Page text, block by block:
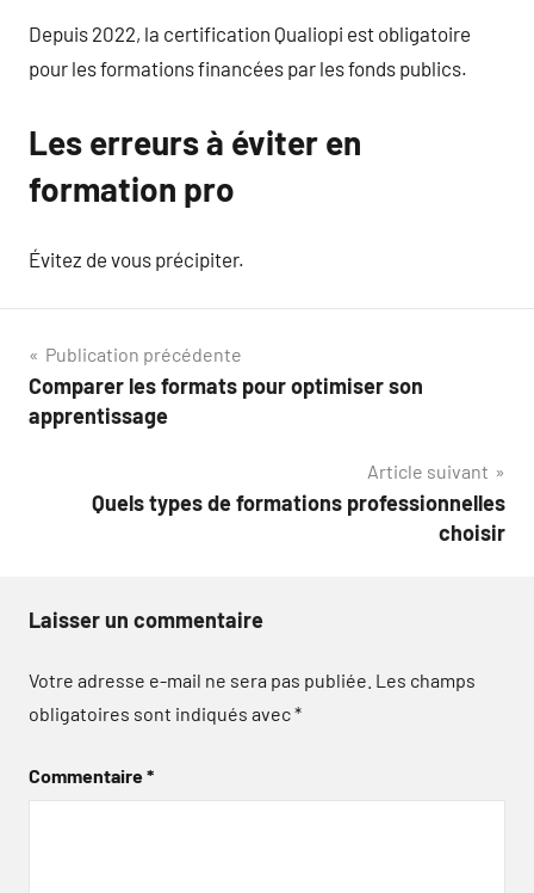
Depuis 2022, la certification Qualiopi est obligatoire
pour les formations financées par les fonds publics.
Les erreurs à éviter en
formation pro
Évitez de vous précipiter.
Navigation
de
Publication précédente
Comparer les formats pour optimiser son
apprentissage
Article suivant
Quels types de formations professionnelles
choisir
Laisser un commentaire
Votre adresse e-mail ne sera pas publiée. Les champs
obligatoires sont indiqués avec*
Commentaire*